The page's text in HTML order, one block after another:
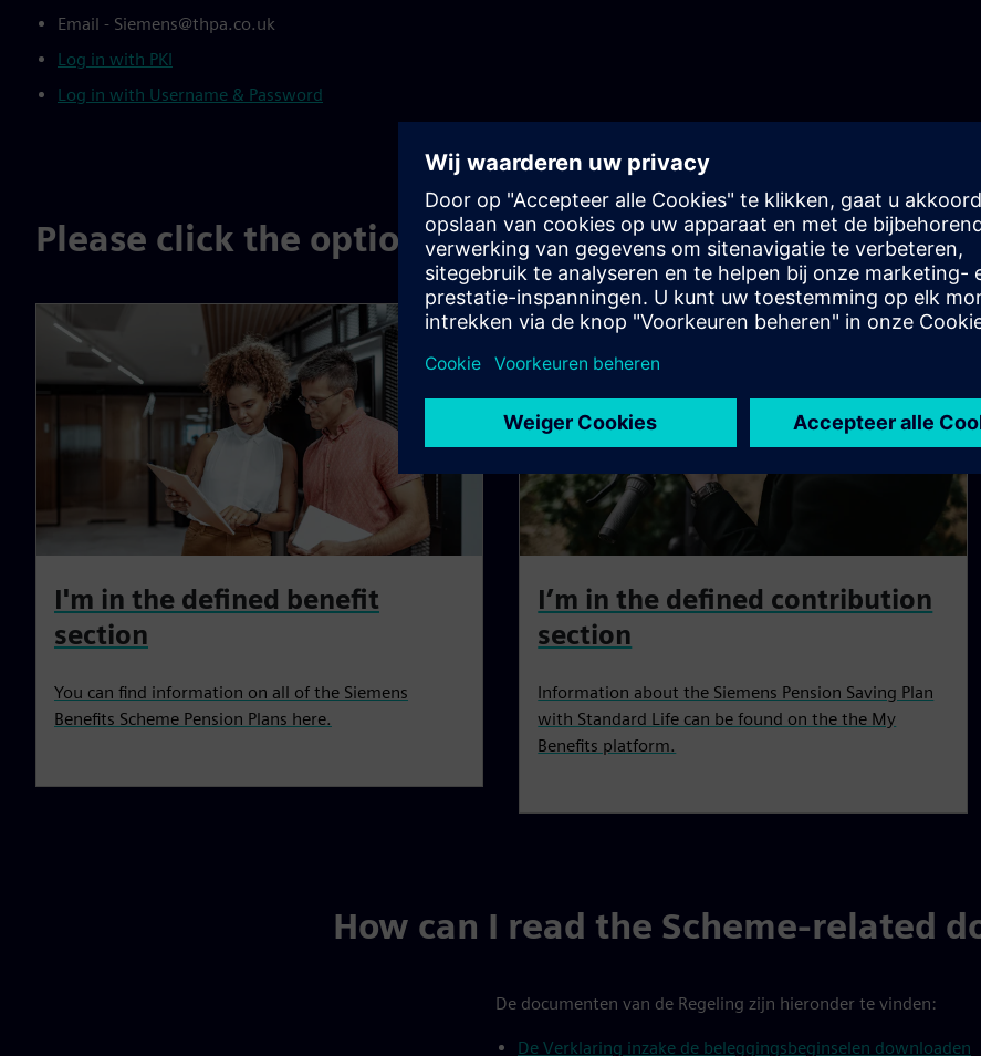
Email - Siemens@thpa.co.uk
Log in with PKI
Log in with Username & Password
Please click the option that best describes you
I'm in the defined benefit
section
You can find information on all of the Siemens
Benefits Scheme Pension Plans here.
I’m in the defined contribution
section
Information about the Siemens Pension Saving Plan
with Standard Life can be found on the the My
Benefits platform.
How can I read the Scheme-related
De documenten van de Regeling zijn hieronder te vinden:
De Verklaring inzake de beleggingsbeginselen downloaden